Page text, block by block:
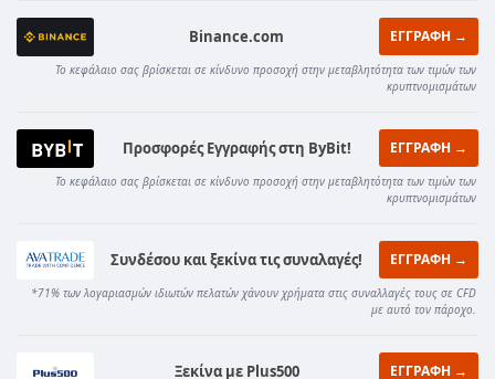
Binance.com ΕΓΓΡΑΦΗ →
Το κεφάλαιο σας βρίσκεται σε κίνδυνο προσοχή στην μεταβλητότητα των τιμών των
κρυπτνομισμάτων
Προσφορές Εγγραφής στη ByBit! ΕΓΓΡΑΦΗ →
Το κεφάλαιο σας βρίσκεται σε κίνδυνο προσοχή στην μεταβλητότητα των τιμών των
κρυπτνομισμάτων
Συνδέσου και ξεκίνα τις συναλαγές! ΕΓΓΡΑΦΗ →
*71% των λογαριασμών ιδιωτών πελατών χάνουν χρήματα στις συναλλαγές τους σε CFD
με αυτό τον πάροχο.
Ξεκίνα με Plus500 ΕΓΓΡΑΦΗ →